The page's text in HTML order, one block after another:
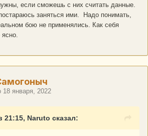
если сможешь с них считать данные.
заняться ими. Надо понимать,
бою не применялись. Как себя
ясно.
18 января, 2022
21:15, Naruto сказал: